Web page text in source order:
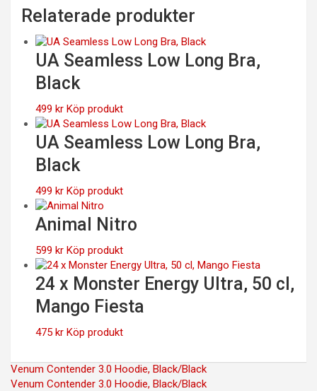
Relaterade produkter
UA Seamless Low Long Bra,
Black
499 kr Köp produkt
UA Seamless Low Long Bra,
Black
499 kr Köp produkt
Animal Nitro
599 kr Köp produkt
24 x Monster Energy Ultra, 50 cl,
Mango Fiesta
475 kr Köp produkt
Inläggsnavigering
Venum Contender 3.0 Hoodie, Black/Black
Venum Contender 3.0 Hoodie, Black/Black